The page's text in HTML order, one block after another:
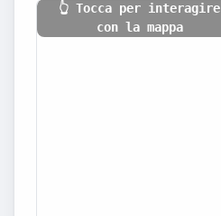
👆 Tocca per interagire
con la mappa